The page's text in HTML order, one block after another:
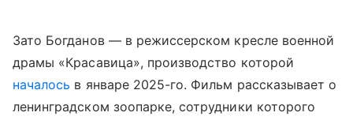
Зато Богданов — в режиссерском кресле военной
драмы «Красавица», производство которой
началось в январе 2025-го. Фильм рассказывает о
ленинградском зоопарке, сотрудники которого